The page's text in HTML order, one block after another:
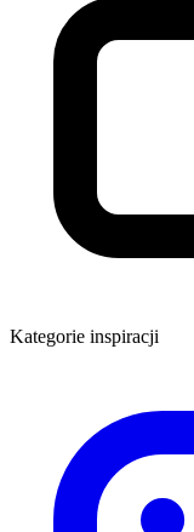
Kategorie inspiracji